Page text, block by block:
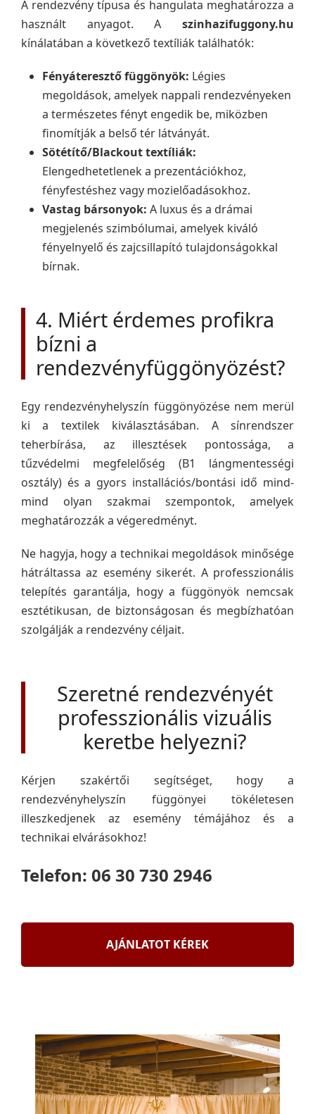
A rendezvény típusa és hangulata meghatározza a
használt anyagot. A szinhazifuggony.hu
kínálatában a következő textíliák találhatók:
Fényáteresztő függönyök: Légies
megoldások, amelyek nappali rendezvényeken
a természetes fényt engedik be, miközben
finomítják a belső tér látványát.
Sötétítő/Blackout textíliák:
Elengedhetetlenek a prezentációkhoz,
fényfestéshez vagy mozielőadásokhoz.
Vastag bársonyok: A luxus és a drámai
megjelenés szimbólumai, amelyek kiváló
fényelnyelő és zajcsillapító tulajdonságokkal
bírnak.
4. Miért érdemes profikra
bízni a
rendezvényfüggönyözést?
Egy rendezvényhelyszín függönyözése nem merül
ki a textilek kiválasztásában. A sínrendszer
teherbírása, az illesztések pontossága, a
tűzvédelmi megfelelőség (B1 lángmentességi
osztály) és a gyors installációs/bontási idő mind-
mind olyan szakmai szempontok, amelyek
meghatározzák a végeredményt.
Ne hagyja, hogy a technikai megoldások minősége
hátráltassa az esemény sikerét. A professzionális
telepítés garantálja, hogy a függönyök nemcsak
esztétikusan, de biztonságosan és megbízhatóan
szolgálják a rendezvény céljait.
Szeretné rendezvényét
professzionális vizuális
keretbe helyezni?
Kérjen szakértői segítséget, hogy a
rendezvényhelyszín függönyei tökéletesen
illeszkedjenek az esemény témájához és a
technikai elvárásokhoz!
Telefon: 06 30 730 2946
AJÁNLATOT KÉREK